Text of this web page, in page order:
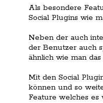
Als besondere
Social Plugins wie
Neben der auch
der Benutzer auch
ähnlich wie man
Mit den Social
können und so
Feature welches